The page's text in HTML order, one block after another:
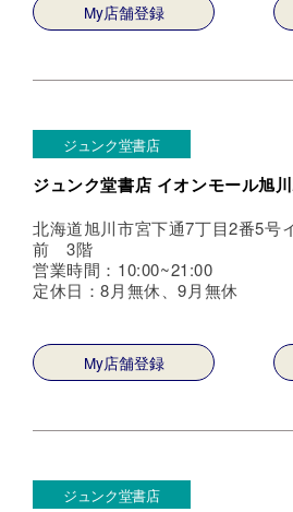
My店舗登録
ジュンク堂書店
ジュンク堂書店 イオンモール旭
北海道旭川市宮下通7丁目2番5号
前 3階
営業時間：10:00~21:00
定休日：8月無休、9月無休
My店舗登録
ジュンク堂書店